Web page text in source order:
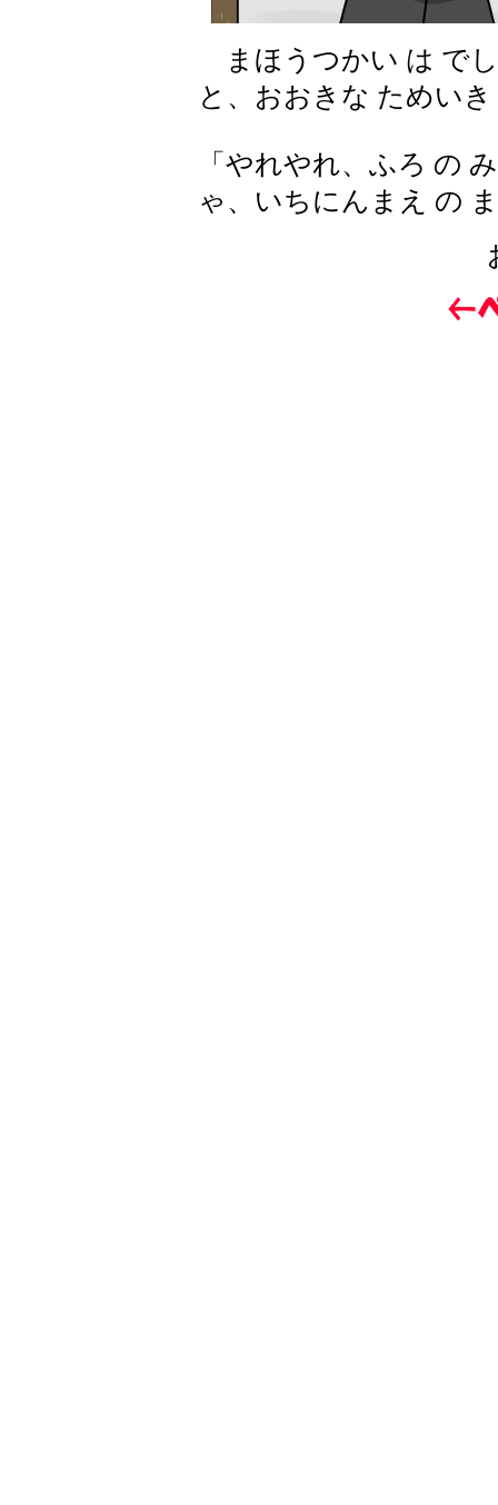
まほうつかい は で
と、おおきな ためい
「やれやれ、ふろ の
ゃ、いちにんまえ の